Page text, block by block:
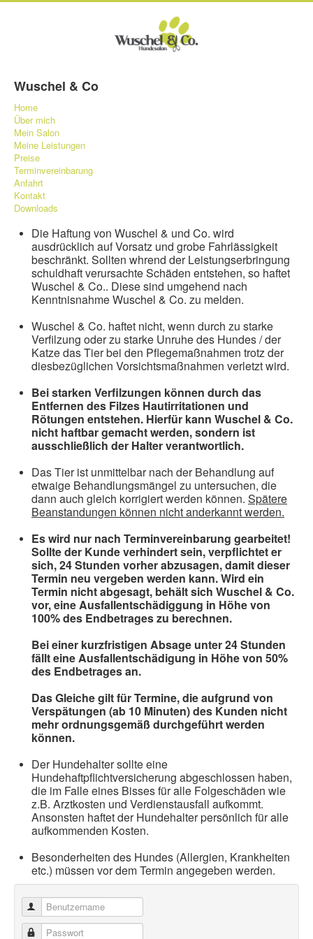
Wuschel & Co
Home
Über mich
Mein Salon
Meine Leistungen
Preise
Terminvereinbarung
Anfahrt
Kontakt
Downloads
Die Haftung von Wuschel & und Co. wird
ausdrücklich auf Vorsatz und grobe Fahrlässigkeit
beschränkt. Sollten whrend der Leistungserbringung
schuldhaft verursachte Schäden entstehen, so haftet
Wuschel & Co.. Diese sind umgehend nach
Kenntnisnahme Wuschel & Co. zu melden.
Wuschel & Co. haftet nicht, wenn durch zu starke
Verfilzung oder zu starke Unruhe des Hundes / der
Katze das Tier bei den Pflegemaßnahmen trotz der
diesbezüglichen Vorsichtsmaßnahmen verletzt wird.
Bei starken Verfilzungen können durch das
Entfernen des Filzes Hautirritationen und
Rötungen entstehen. Hierfür kann Wuschel & Co.
nicht haftbar gemacht werden, sondern ist
ausschließlich der Halter verantwortlich.
Das Tier ist unmittelbar nach der Behandlung auf
etwaige Behandlungsmängel zu untersuchen, die
dann auch gleich korrigiert werden können. Spätere
Beanstandungen können nicht anderkannt werden.
Es wird nur nach Terminvereinbarung gearbeitet!
Sollte der Kunde verhindert sein, verpflichtet er
sich, 24 Stunden vorher abzusagen, damit dieser
Termin neu vergeben werden kann. Wird ein
Termin nicht abgesagt, behält sich Wuschel & Co.
vor, eine Ausfallentschädiggung in Höhe von
100% des Endbetrages zu berechnen.
Bei einer kurzfristigen Absage unter 24 Stunden
fällt eine Ausfallentschädigung in Höhe von 50%
des Endbetrages an.
Das Gleiche gilt für Termine, die aufgrund von
Verspätungen (ab 10 Minuten) des Kunden nicht
mehr ordnungsgemäß durchgeführt werden
können.
Der Hundehalter sollte eine
Hundehaftpflichtversicherung abgeschlossen haben,
die im Falle eines Bisses für alle Folgeschäden wie
z.B. Arztkosten und Verdienstausfall aufkommt.
Ansonsten haftet der Hundehalter persönlich für alle
aufkommenden Kosten.
Besonderheiten des Hundes (Allergien, Krankheiten
etc.) müssen vor dem Termin angegeben werden.
Benutzername
Passwort